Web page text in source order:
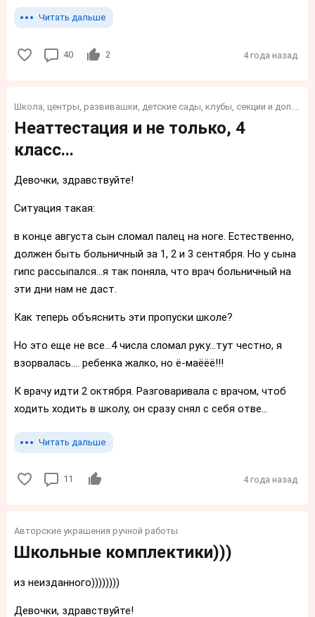
Читать дальше
40 2 4 года назад
Неаттестация и не только, 4
класс...
Девочки, здравствуйте!
Ситуация такая:
в конце августа сын сломал палец на ноге. Естественно,
должен быть больничный за 1, 2 и 3 сентября. Но у сына
гипс рассыпался...я так поняла, что врач больничный на
эти дни нам не даст.
Как теперь объяснить эти пропуски школе?
Но это еще не все...4 числа сломал руку...тут честно, я
взорвалась.... ребенка жалко, но ё-маёёё!!!
К врачу идти 2 октября. Разговаривала с врачом, чтоб
ходить ходить в школу, он сразу снял с себя отве...
Читать дальше
11 4 года назад
Авторские украшения ручной работы
Школьные комплектики)))
из неизданного))))))))
Девочки, здравствуйте!